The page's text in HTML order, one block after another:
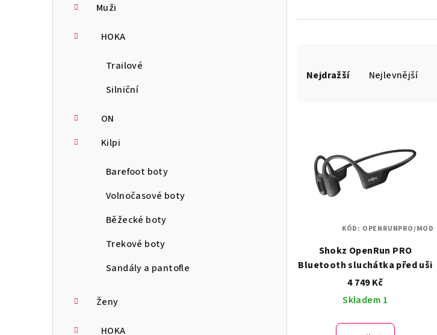
Muži
HOKA
Trailové
Silniční
ON
Kilpi
Barefoot boty
Volnočasové boty
Běžecké boty
Trekové boty
Sandály a pantofle
Ženy
HOKA
a
d
Nejdražší Nejlevnější
r
Shokz OpenRun PRO
Bluetooth sluchátka před uši
4 749 Kč
Skladem 1
KÓD: OPENRUNPRO/MOD